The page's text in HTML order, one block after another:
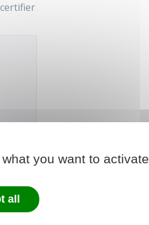
you want to activate
all